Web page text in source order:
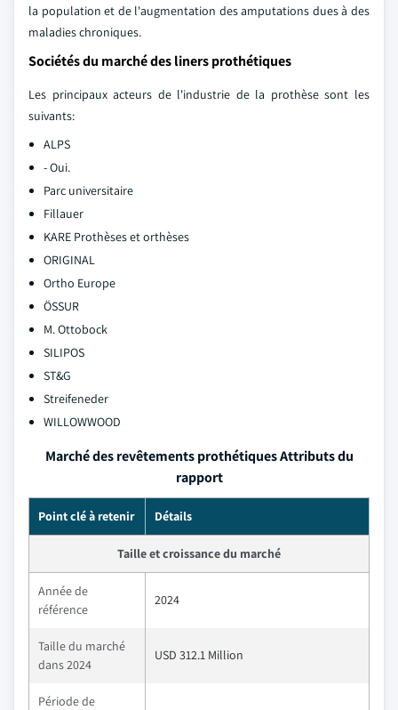
la population et de l'augmentation des amputations dues à des
maladies chroniques.
Sociétés du marché des liners prothétiques
Les principaux acteurs de l'industrie de la prothèse sont les
suivants:
ALPS
- Oui.
Parc universitaire
Fillauer
KARE Prothèses et orthèses
ORIGINAL
Ortho Europe
ÖSSUR
M. Ottobock
SILIPOS
ST&G
Streifeneder
WILLOWWOOD
Marché des revêtements prothétiques Attributs du
rapport
Point clé à retenir Détails
Taille et croissance du marché
Année de
référence
2024
Taille du marché
dans 2024
USD 312.1 Million
Période de